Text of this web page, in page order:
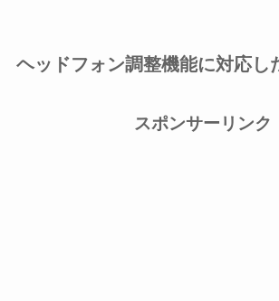
ヘッドフォン調整機能に対応し
スポンサーリンク